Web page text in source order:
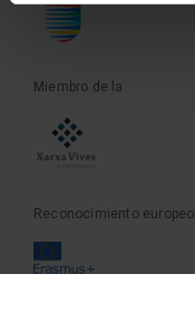
Miembro de la
Reconocimiento europeo